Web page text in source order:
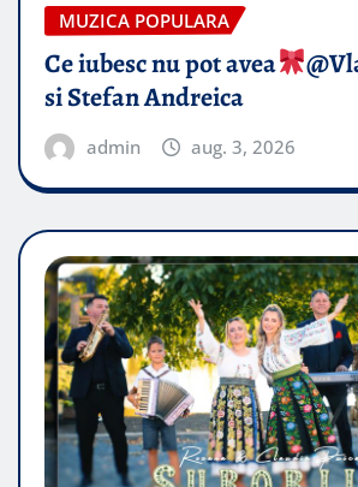
MUZICA POPULARA
Ce iubesc nu pot avea
si Stefan Andreica
admin aug. 3, 2026